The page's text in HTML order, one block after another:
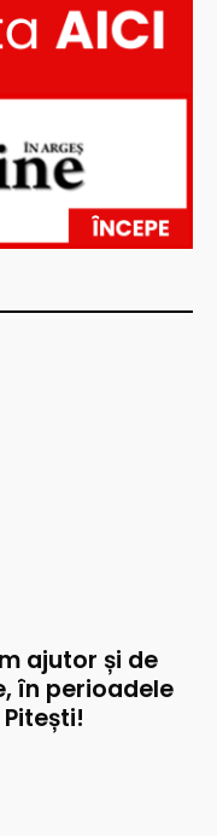
ajutor și de
în perioadele